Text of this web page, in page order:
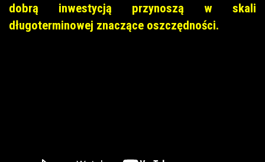
dobrą inwestycją przynoszą w skali
długoterminowej znaczące oszczędności.